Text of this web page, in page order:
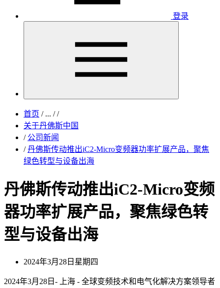
登录
首页 /... / /
关于丹佛斯中国
/ 公司新闻
/ 丹佛斯传动推出iC2-Micro变频器功率扩展产品，聚焦
绿色转型与设备出海
丹佛斯传动推出iC2-Micro变频
器功率扩展产品，聚焦绿色转
型与设备出海
2024年3月28日星期四
2024年3月28日- 上海 - 全球变频技术和电气化解决方案领导者